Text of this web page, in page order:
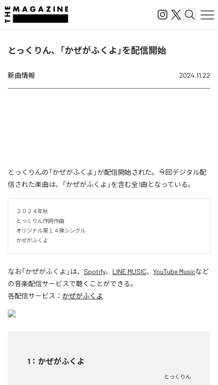
とっくりん、「かぜがふくよ」を配信開始
新曲情報 2024.11.22
とっくりんの「かぜがふくよ」が配信開始された。今回デジタル配
信された楽曲は、「かぜがふくよ」を含む全1曲となっている。
２０２４年秋
とっくりん作詞作曲
オリジナル第１４弾シングル
かぜがふくよ
なお「かぜがふくよ 」は、 Spotify、 LINE MUSIC、 YouTube Musicなど
の音楽配信サービスで聴くことができる。
各配信サービス： かぜがふくよ
1 ： かぜがふくよ
とっくりん